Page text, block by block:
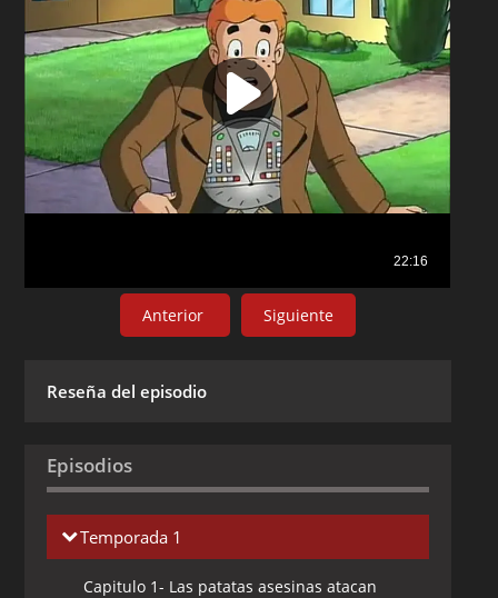
Anterior Siguiente
Reseña del episodio
Episodios
Temporada 1
Capitulo 1- Las patatas asesinas atacan